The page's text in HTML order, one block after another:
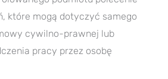
które mogą dotyczyć samego
cywilno-prawnej lub
pracy przez osobę